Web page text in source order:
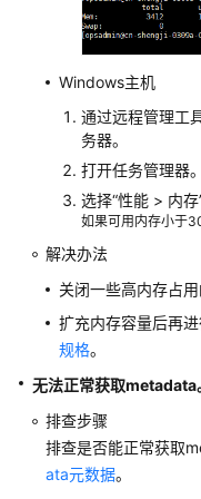
护
额
其
他
视
帮
助
文
档
下
载
Windows主机
通过远程管理工
务器。
打开任务管理器。
选择“性能 > 内存
如果可用内存小于
解决办法
关闭一些高内存占用
扩充内存容量后再
规格。
无法正常获取metadata
排查步骤
排查是否能正常获取
ata元数据。